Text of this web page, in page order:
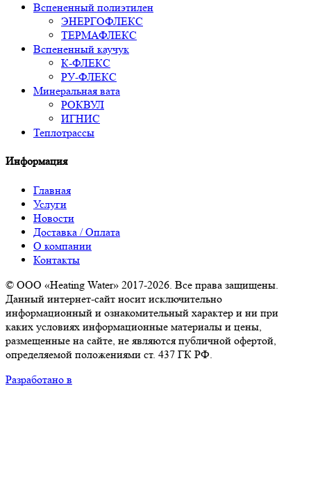
Вспененный полиэтилен
ЭНЕРГОФЛЕКС
ТЕРМАФЛЕКС
Вспененный каучук
К-ФЛЕКС
РУ-ФЛЕКС
Минеральная вата
РОКВУЛ
ИГНИС
Теплотрассы
Информация
Главная
Услуги
Новости
Доставка / Оплата
О компании
Контакты
© ООО «Heating Water» 2017-2026. Все права защищены.
Данный интернет-сайт носит исключительно
информационный и ознакомительный характер и ни при
каких условиях информационные материалы и цены,
размещенные на сайте, не являются публичной офертой,
определяемой положениями ст. 437 ГК РФ.
Разработано в